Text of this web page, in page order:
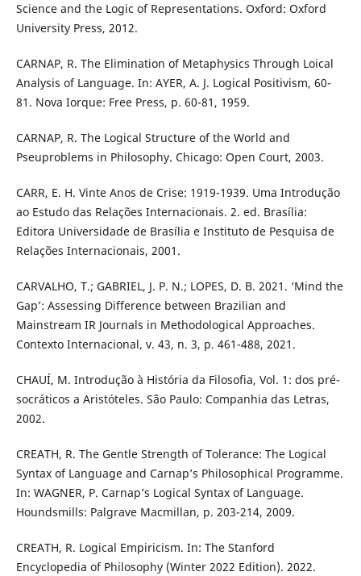
Science and the Logic of Representations. Oxford: Oxford
University Press, 2012.
CARNAP, R. The Elimination of Metaphysics Through Loical
Analysis of Language. In: AYER, A. J. Logical Positivism, 60-
81. Nova Iorque: Free Press, p. 60-81, 1959.
CARNAP, R. The Logical Structure of the World and
Pseuproblems in Philosophy. Chicago: Open Court, 2003.
CARR, E. H. Vinte Anos de Crise: 1919-1939. Uma Introdução
ao Estudo das Relações Internacionais. 2. ed. Brasília:
Editora Universidade de Brasília e Instituto de Pesquisa de
Relações Internacionais, 2001.
CARVALHO, T.; GABRIEL, J. P. N.; LOPES, D. B. 2021. ‘Mind the
Gap’: Assessing Difference between Brazilian and
Mainstream IR Journals in Methodological Approaches.
Contexto Internacional, v. 43, n. 3, p. 461-488, 2021.
CHAUÍ, M. Introdução à História da Filosofia, Vol. 1: dos pré-
socráticos a Aristóteles. São Paulo: Companhia das Letras,
2002.
CREATH, R. The Gentle Strength of Tolerance: The Logical
Syntax of Language and Carnap’s Philosophical Programme.
In: WAGNER, P. Carnap’s Logical Syntax of Language.
Houndsmills: Palgrave Macmillan, p. 203-214, 2009.
CREATH, R. Logical Empiricism. In: The Stanford
Encyclopedia of Philosophy (Winter 2022 Edition). 2022.